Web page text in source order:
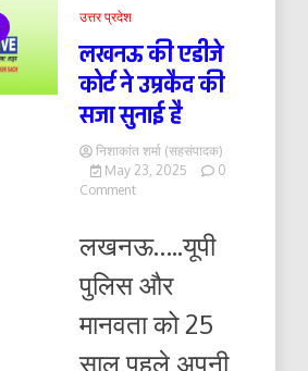
उत्तर प्रदेश
लखनऊ की एडीजे
कोर्ट ने उम्रकैद की
सजा सुनाई है
निशाकांत शर्मा (सहसंपादक)
May 23, 2025
0
Commenton
एडीजे
ने
उम्रकैद
की
सुनाई
लखनऊ…..यूपी
पुलिस और
मानवता को 25
साल पहले अपनी